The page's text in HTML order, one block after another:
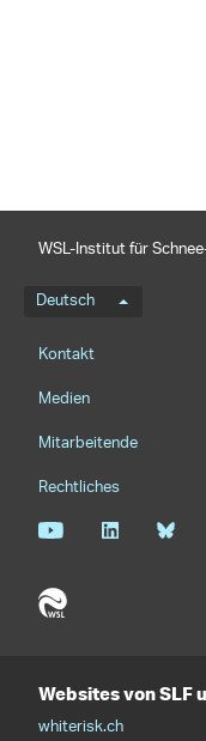
WSL-Institut für
Sprachmenü
Deutsch
Kontakt
Medien
Mitarbeitende
Rechtliches
Websites von SLF
whiterisk.ch